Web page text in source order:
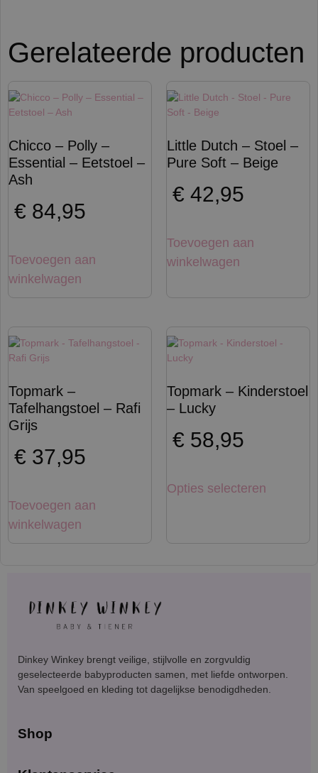
Gerelateerde producten
Chicco – Polly –
Essential – Eetstoel –
Ash
€ 84,95
Toevoegen aan
winkelwagen
Little Dutch – Stoel –
Pure Soft – Beige
€ 42,95
Toevoegen aan
winkelwagen
Topmark –
Tafelhangstoel – Rafi
Grijs
€ 37,95
Toevoegen aan
winkelwagen
Topmark – Kinderstoel
– Lucky
€ 58,95
Opties selecteren
Dinkey Winkey brengt veilige, stijlvolle en zorgvuldig
geselecteerde babyproducten samen, met liefde ontworpen.
Van speelgoed en kleding tot dagelijkse benodigdheden.
Shop